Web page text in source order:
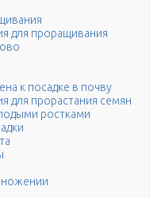
для проращивания
к посадке в почву
для прорастания семян
ростками